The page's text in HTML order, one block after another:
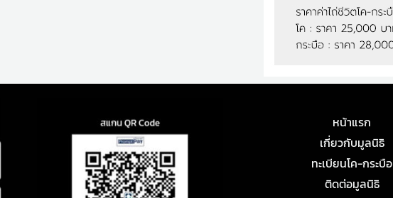
หน้าแรก
เกี่ยวกับมูลนิธิ
ทะเบียนโค-กระบือ
ติดต่อมูลนิธิ